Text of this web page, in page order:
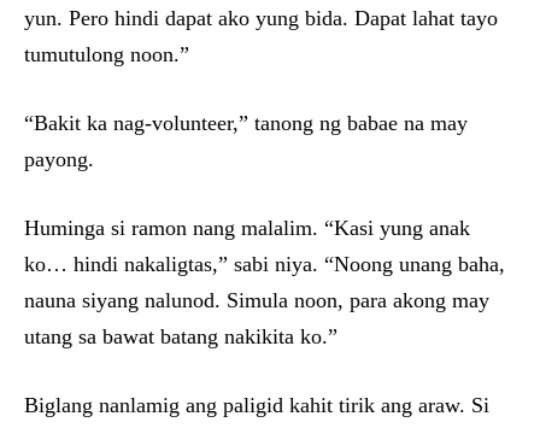
yun. Pero hindi dapat ako yung bida. Dapat lahat tayo
tumutulong noon.”
“Bakit ka nag-volunteer,” tanong ng babae na may
payong.
Huminga si ramon nang malalim. “Kasi yung anak
ko… hindi nakaligtas,” sabi niya. “Noong unang baha,
nauna siyang nalunod. Simula noon, para akong may
utang sa bawat batang nakikita ko.”
Biglang nanlamig ang paligid kahit tirik ang araw. Si